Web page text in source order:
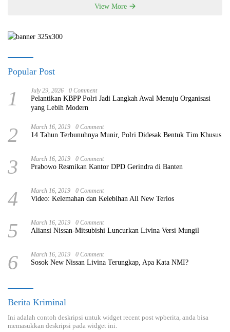
View More
Popular Post
1 July 29, 2026 0 Comment
Pelantikan KBPP Polri Jadi Langkah Awal Menuju Organisasi
yang Lebih Modern
2 March 16, 2019 0 Comment
14 Tahun Terbunuhnya Munir, Polri Didesak Bentuk Tim Khusus
3 March 16, 2019 0 Comment
Prabowo Resmikan Kantor DPD Gerindra di Banten
4 March 16, 2019 0 Comment
Video: Kelemahan dan Kelebihan All New Terios
5 March 16, 2019 0 Comment
Aliansi Nissan-Mitsubishi Luncurkan Livina Versi Mungil
6 March 16, 2019 0 Comment
Sosok New Nissan Livina Terungkap, Apa Kata NMI?
Berita Kriminal
Ini adalah contoh deskripsi untuk widget recent post wpberita, anda bisa
memasukkan deskripsi pada widget ini.